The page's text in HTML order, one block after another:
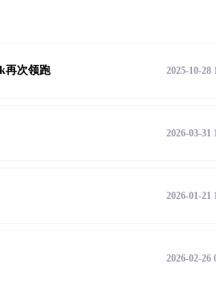
再次领跑 2025-10-28
2026-03-31
2026-01-21
2026-02-26